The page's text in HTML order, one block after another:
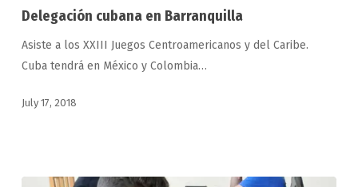
Barranquilla
Delegación cubana en Barranquilla
Asiste a los XXIII Juegos Centroamericanos y del Caribe.
Cuba tendrá en México y Colombia…
July 17, 2018